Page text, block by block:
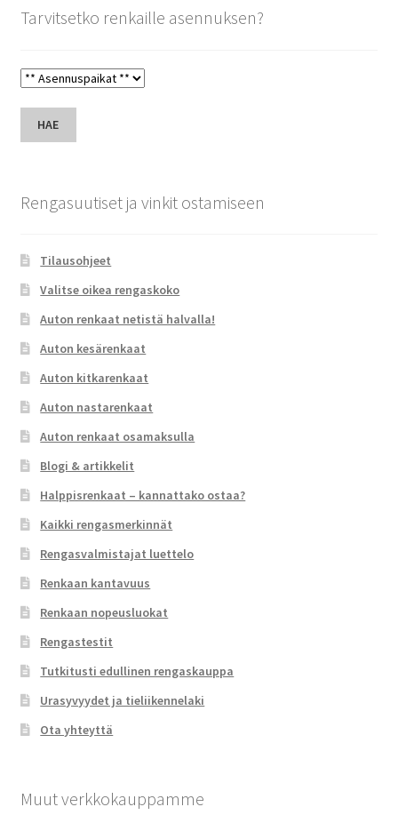
Tarvitsetko renkaille asennuksen?
HAE
Rengasuutiset ja vinkit ostamiseen
Tilausohjeet
Valitse oikea rengaskoko
Auton renkaat netistä halvalla!
Auton kesärenkaat
Auton kitkarenkaat
Auton nastarenkaat
Auton renkaat osamaksulla
Blogi & artikkelit
Halppisrenkaat – kannattako ostaa?
Kaikki rengasmerkinnät
Rengasvalmistajat luettelo
Renkaan kantavuus
Renkaan nopeusluokat
Rengastestit
Tutkitusti edullinen rengaskauppa
Urasyvyydet ja tieliikennelaki
Ota yhteyttä
Muut verkkokauppamme